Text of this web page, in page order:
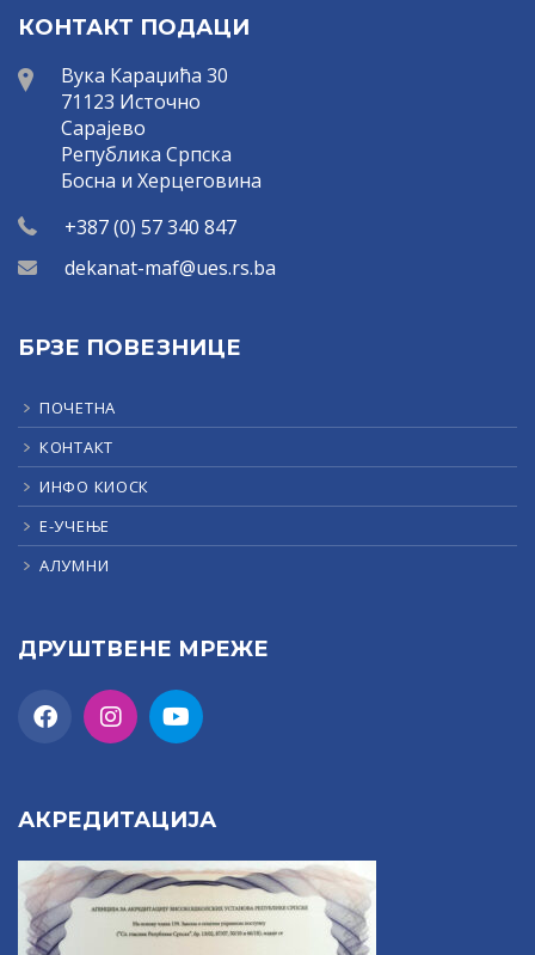
КОНТАКТ ПОДАЦИ
Вука Караџића 30
71123 Источно
Сарајево
Република Српска
Босна и Херцеговина
+387 (0) 57 340 847
dekanat-maf@ues.rs.ba
БРЗЕ ПОВЕЗНИЦЕ
ПОЧЕТНА
КОНТАКТ
ИНФО КИОСК
Е-УЧЕЊЕ
АЛУМНИ
ДРУШТВЕНЕ МРЕЖЕ
АКРЕДИТАЦИЈА